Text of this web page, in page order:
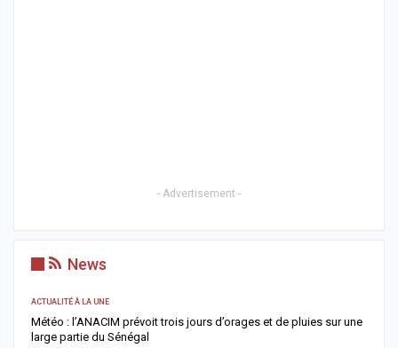
- Advertisement -
News
ACTUALITÉ À LA UNE
Météo : l’ANACIM prévoit trois jours d’orages et de pluies sur une
large partie du Sénégal